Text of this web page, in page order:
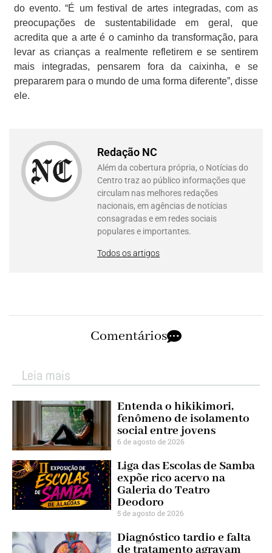
do evento. “É um festival de artes integradas, com as
preocupações de sustentabilidade em geral, que
acredita que a arte é o caminho da transformação, para
levar as crianças a realmente refletirem e se sentirem
mais integradas, pensarem fora da caixinha, e se
prepararem para o mundo de uma forma diferente”, disse
ele.
Redação NC
Além da cobertura própria, o Notícias do
Centro traz ao público informações que
circulam nas melhores redações
nacionais, em agências de notícias
consagradas e em redes sociais
populares e importantes.
Todos os artigos
Comentários
Leia mais
Entenda o hikikimori,
fenômeno de isolamento
social entre jovens
6 de agosto de 2026
Liga das Escolas de Samba
expõe rico acervo na
Galeria do Teatro
Deodoro
5 de agosto de 2026
Diagnóstico tardio e falta
de tratamento agravam